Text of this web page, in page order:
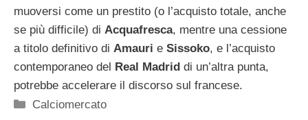
muoversi come un prestito (o l’acquisto totale, anche
se più difficile) di Acquafresca, mentre una cessione
a titolo definitivo di Amauri e Sissoko, e l’acquisto
contemporaneo del Real Madrid di un’altra punta,
potrebbe accelerare il discorso sul francese.
Categorie
Calciomercato